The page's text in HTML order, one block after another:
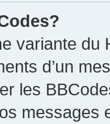
variante du
d’un
les
messages